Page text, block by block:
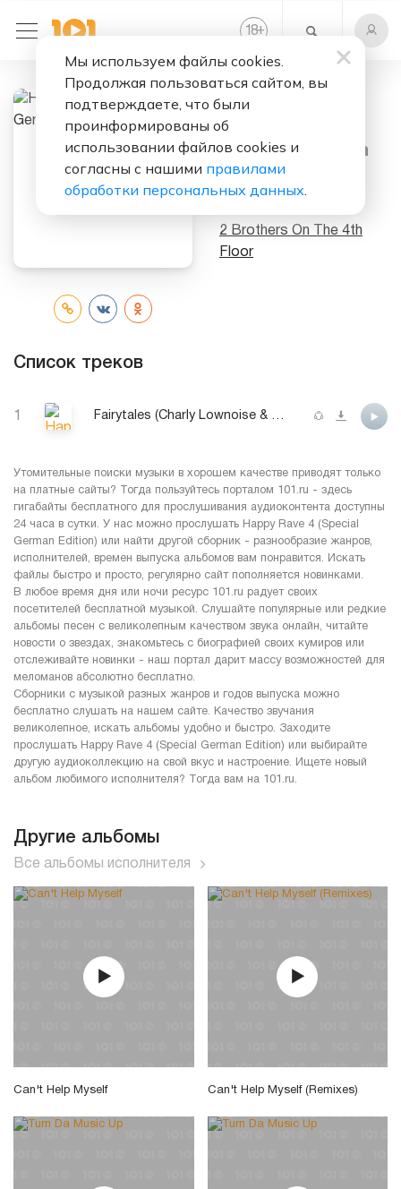
18+
Слушать бесплатно
Happy Rave 4
(Special German
Edition)
2 Brothers On The 4th
Floor
Список треков
1 Fairytales (Charly Lownoise & Mental Theo Rave Edit) (feat. D-Rock/Des'Ray)
Утомительные поиски музыки в хорошем качестве приводят только
на платные сайты? Тогда пользуйтесь порталом 101.ru - здесь
гигабайты бесплатного для прослушивания аудиоконтента доступны
24 часа в сутки. У нас можно прослушать Happy Rave 4 (Special
German Edition) или найти другой сборник - разнообразие жанров,
исполнителей, времен выпуска альбомов вам понравится. Искать
файлы быстро и просто, регулярно сайт пополняется новинками.
В любое время дня или ночи ресурс 101.ru радует своих
посетителей бесплатной музыкой. Слушайте популярные или редкие
альбомы песен с великолепным качеством звука онлайн, читайте
новости о звездах, знакомьтесь с биографией своих кумиров или
отслеживайте новинки - наш портал дарит массу возможностей для
меломанов абсолютно бесплатно.
Сборники с музыкой разных жанров и годов выпуска можно
бесплатно слушать на нашем сайте. Качество звучания
великолепное, искать альбомы удобно и быстро. Заходите
прослушать Happy Rave 4 (Special German Edition) или выбирайте
другую аудиоколлекцию на свой вкус и настроение. Ищете новый
альбом любимого исполнителя? Тогда вам на 101.ru.
Другие альбомы
Все альбомы исполнителя
Can't Help Myself Can't Help Myself (Remixes)
Мы используем файлы cookies.
Продолжая пользоваться сайтом, вы
подтверждаете, что были
проинформированы об
использовании файлов cookies и
согласны с нашими правилами
обработки персональных данных.